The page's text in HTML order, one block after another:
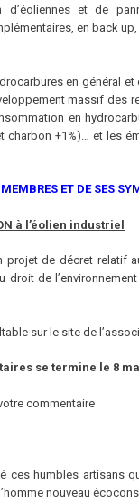
d’éoliennes et de
en back
en général
massif des
en
charbon +1%)… et les
ET DE SES
à l’éolien industriel
projet de décret relatif
de
sur le site de
se termine le 8
commentaire
ces humbles artisans
nouveau